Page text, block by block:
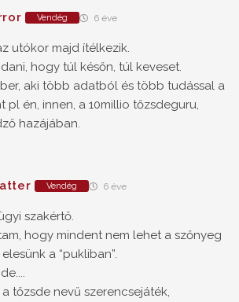
Vendég 6 éve
utókor majd ítélkezik.
hogy túl későn, túl keveset.
aki több adatból és több tudással a
pl én, innen, a 10millio tőzsdeguru,
hazájában.
Vendég 6 éve
szakértő.
hogy mindent nem lehet a szőnyeg
a “pukliban”.
tőzsde nevű szerencsejáték,